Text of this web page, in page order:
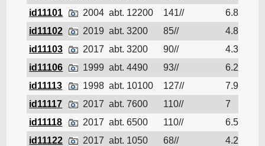
id11101
2004 abt. 12200 141// 6.8
id11102
2019 abt. 3200 85// 4.8
id11103
2017 abt. 3200 90// 4.3
id11106
1999 abt. 4490 93// 6.2
id11113
1998 abt. 10100 127// 7.9
id11117
2017 abt. 7600 110// 7
id11118
2017 abt. 6500 110// 6.5
id11122
2017 abt. 1050 68// 4.2